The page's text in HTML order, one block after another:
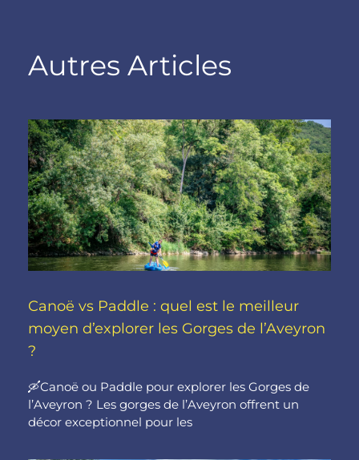
Autres Articles
Canoë vs Paddle : quel est le meilleur
moyen d’explorer les Gorges de l’Aveyron
?
🛶Canoë ou Paddle pour explorer les Gorges de
l’Aveyron ? Les gorges de l’Aveyron offrent un
décor exceptionnel pour les